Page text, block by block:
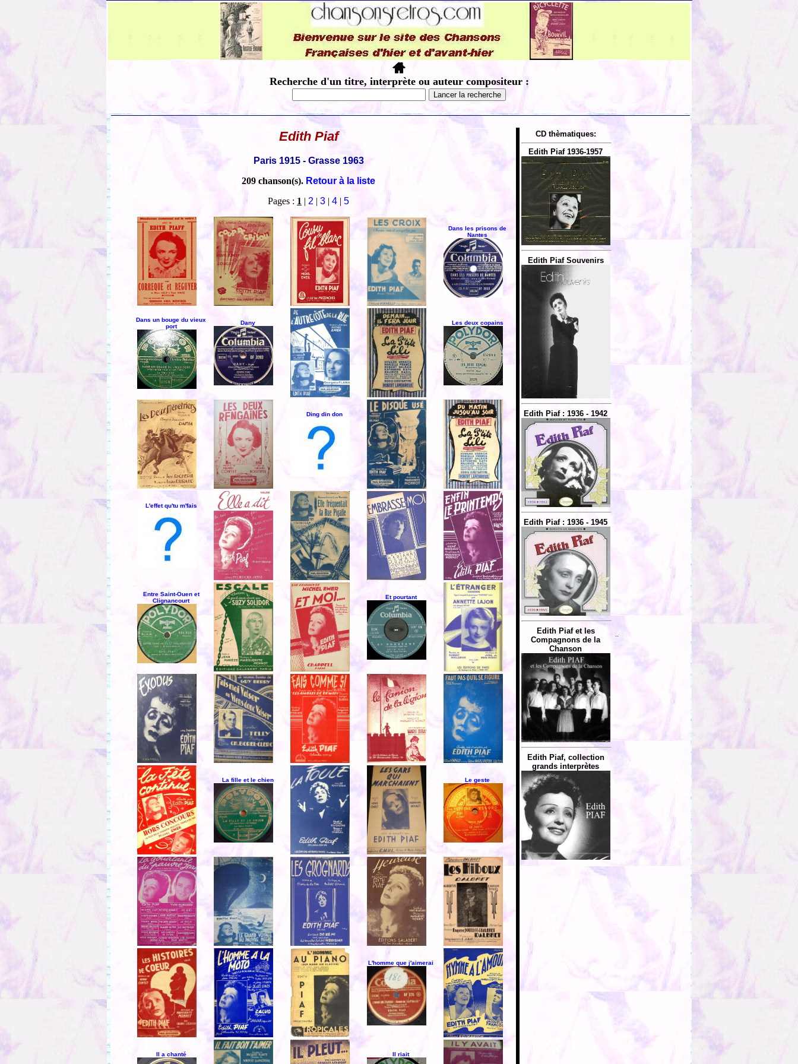
Recherche d'un titre, interprète ou auteur compositeur :
Edith Piaf
Paris 1915 - Grasse 1963
209 chanson(s). Retour à la liste
Pages : 1 | 2 | 3 | 4 | 5
Dans les prisons de
Nantes
Dans un bouge du vieux
port
Dany Les deux copains
Ding din don
L'effet qu'tu m'fais
Entre Saint-Ouen et
Clignancourt
Et pourtant
La fille et le chien Le geste
L'homme que j'aimerai
Il a chanté Il riait
CD thèmatiques:
Edith Piaf 1936-1957
Edith Piaf Souvenirs
Edith Piaf : 1936 - 1942
Edith Piaf : 1936 - 1945
Edith Piaf et les
Compagnons de la
Chanson
Edith Piaf, collection
grands interprètes